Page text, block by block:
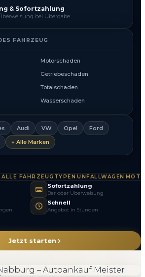
& Sofortzahlung
bei Übergabe
FAHRZEUG
Motorschaden
Getriebeschaden
Totalschaden
Wasserschaden
Audi VW Opel
Ford
+ Alle Marken
FAHRZEUGTYPEN·UNFALLWAGEN·
Sofortzahlung
Bar oder Überweisung
Schnell
Angebot in Stunden
Jetzt starten